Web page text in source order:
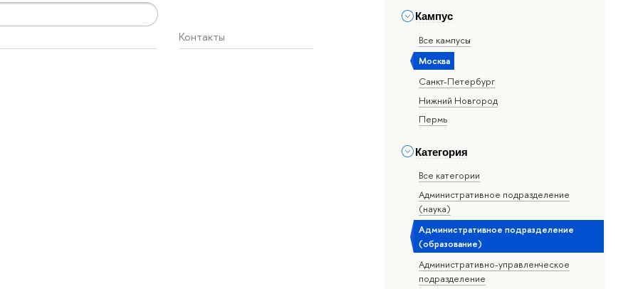
Кампус
Все кампусы
Москва
Санкт-Петербург
Нижний Новгород
Пермь
Категория
Все категории
Административное подразделение
(наука)
Административное подразделение
(образование)
Административно-управленческое
подразделение
Контакты